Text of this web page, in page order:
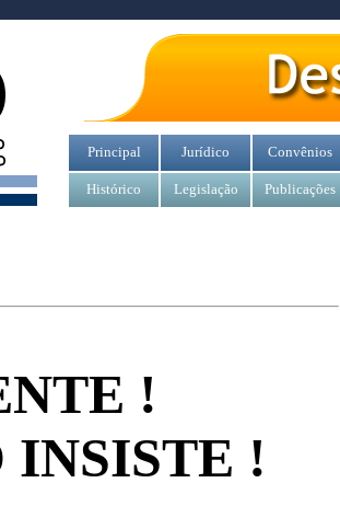
Principal Jurídico Convênios
Histórico Legislação Publicações
!
INSISTE !